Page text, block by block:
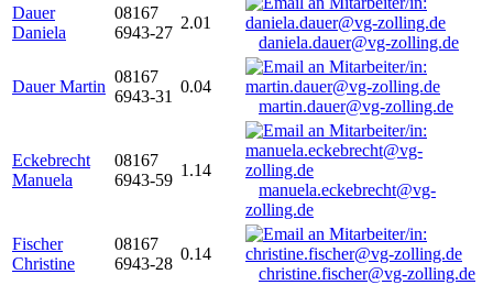
Dauer
Daniela
08167
6943-27
2.01
daniela.dauer@vg-zolling.de
Dauer Martin
08167
6943-31
0.04
martin.dauer@vg-zolling.de
Eckebrecht
Manuela
08167
6943-59
1.14
manuela.eckebrecht@vg-
zolling.de
Fischer
Christine
08167
6943-28
0.14
christine.fischer@vg-zolling.de